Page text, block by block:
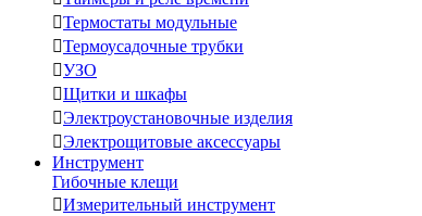
Термостаты модульные
Термоусадочные трубки
УЗО
Щитки и шкафы
Электроустановочные изделия
Электрощитовые аксессуары
Инструмент
Гибочные клещи
Измерительный инструмент